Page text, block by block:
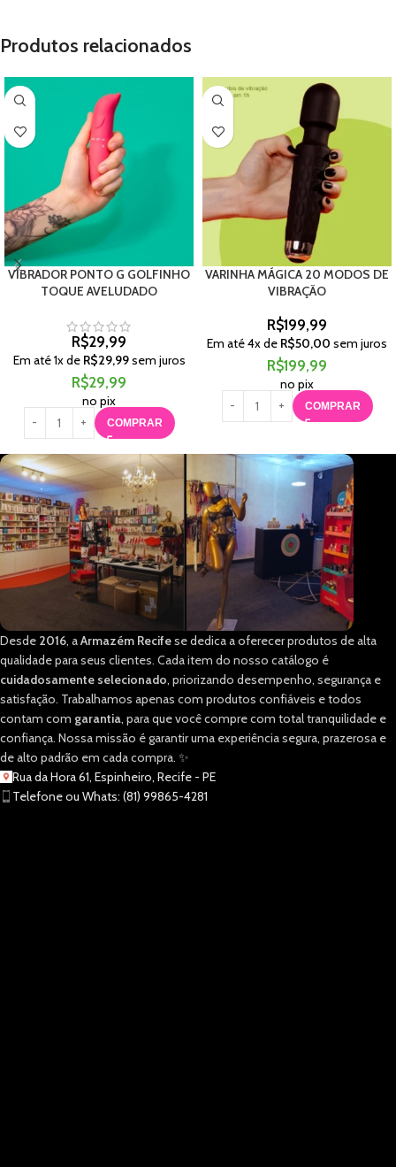
Produtos relacionados
VIBRADOR PONTO G GOLFINHO
TOQUE AVELUDADO
R$29,99
Em até1x de R$29,99sem juros
R$29,99
no pix
COMPRAR
VARINHA MÁGICA 20 MODOS DE
VIBRAÇÃO
R$199,99
Em até4x de R$50,00 sem juros
R$199,99
no pix
COMPRAR
Desde 2016, aArmazém Recifese dedica a oferecer produtos de alta
qualidade para seus clientes. Cada item do nosso catálogo é
cuidadosamente selecionado, priorizando desempenho, segurança e
satisfação. Trabalhamos apenas com produtos confiáveis e todos
contam com garantia, para que você compre com total tranquilidade e
confiança. Nossa missão é garantir uma experiência segura, prazerosa e
de alto padrão em cada compra. ✨
Rua da Hora 61, Espinheiro, Recife - PE
Telefone ou Whats: (81) 99865-4281